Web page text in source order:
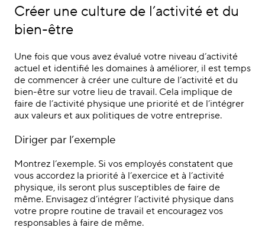
Créer une culture de l’activité et du
bien-être
Une fois que vous avez évalué votre niveau d’activité
actuel et identifié les domaines à améliorer, il est temps
de commencer à créer une culture de l’activité et du
bien-être sur votre lieu de travail. Cela implique de
faire de l’activité physique une priorité et de l’intégrer
aux valeurs et aux politiques de votre entreprise.
Diriger par l’exemple
Montrez l’exemple. Si vos employés constatent que
vous accordez la priorité à l’exercice et à l’activité
physique, ils seront plus susceptibles de faire de
même. Envisagez d’intégrer l’activité physique dans
votre propre routine de travail et encouragez vos
responsables à faire de même.